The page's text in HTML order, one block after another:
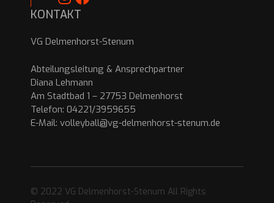
KONTAKT
VG Delmenhorst-Stenum
Abteilungsleitung & Ansprechpartner
Diana Lehmann
Am Stadtbad 1 – 27753 Delmenhorst
Telefon: 04221/3959655
E-Mail: volleyball@vg-delmenhorst-stenum.de
© 2022 VG Delmenhorst-Stenum All Rights